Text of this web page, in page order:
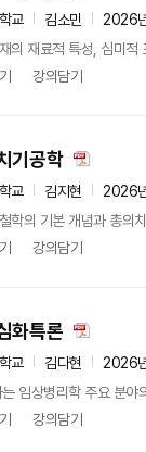
교 김소민
2026
의 재료적 특성, 심미
강의담기
기공학
교 김지현
2026
학의 기본 개념과 총의
강의담기
화특론
교 김다현
2026
임상병리학 주요 분야
강의담기